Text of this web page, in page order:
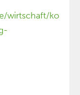
wirtschaft/ko